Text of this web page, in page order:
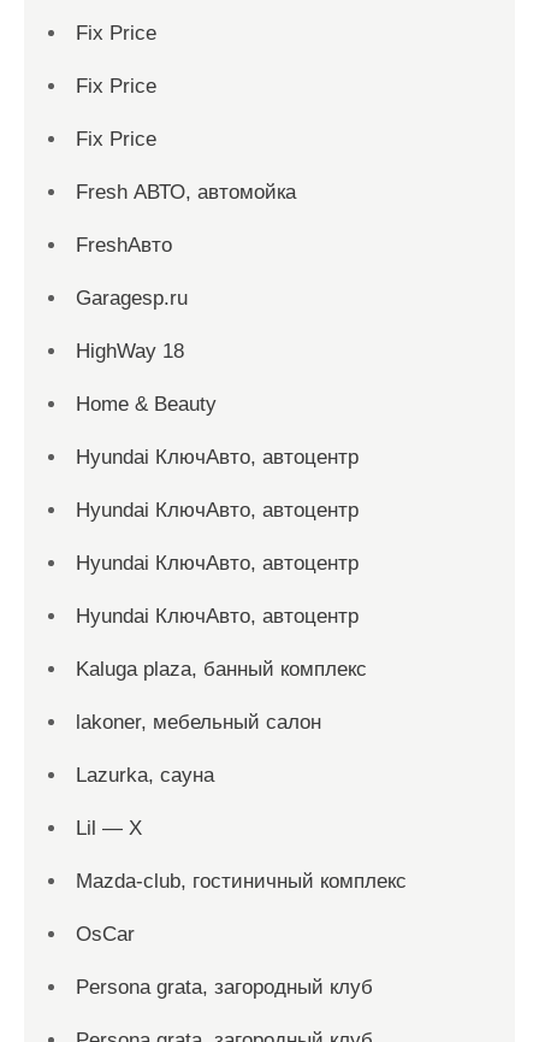
Fix Price
Fix Price
Fix Price
Fresh АВТО, автомойка
FreshАвто
Garagesp.ru
HighWay 18
Home & Beauty
Hyundai КлючАвто, автоцентр
Hyundai КлючАвто, автоцентр
Hyundai КлючАвто, автоцентр
Hyundai КлючАвто, автоцентр
Kaluga plaza, банный комплекс
lakoner, мебельный салон
Lazurka, сауна
Lil — X
Mazda-club, гостиничный комплекс
OsCar
Persona grata, загородный клуб